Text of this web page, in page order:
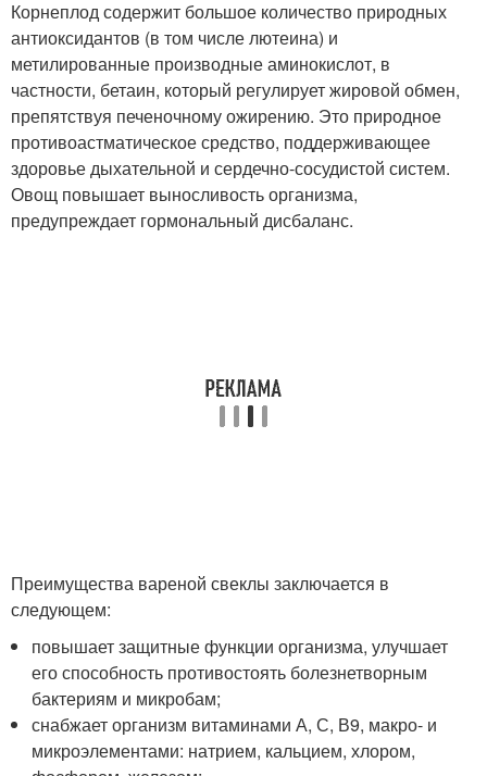
Корнеплод содержит большое количество природных
антиоксидантов (в том числе лютеина) и
метилированные производные аминокислот, в
частности, бетаин, который регулирует жировой обмен,
препятствуя печеночному ожирению. Это природное
противоастматическое средство, поддерживающее
здоровье дыхательной и сердечно-сосудистой систем.
Овощ повышает выносливость организма,
предупреждает гормональный дисбаланс.
Преимущества вареной свеклы заключается в
следующем:
повышает защитные функции организма, улучшает
его способность противостоять болезнетворным
бактериям и микробам;
снабжает организм витаминами А, С, В9, макро- и
микроэлементами: натрием, кальцием, хлором,